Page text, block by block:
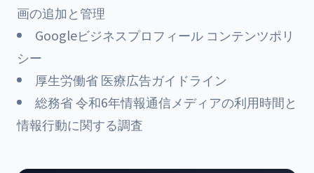
画の追加と管理
Googleビジネスプロフィール コンテンツポリ
シー
厚生労働省 医療広告ガイドライン
総務省 令和6年情報通信メディアの利用時間と
情報行動に関する調査